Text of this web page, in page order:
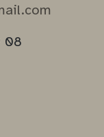
08